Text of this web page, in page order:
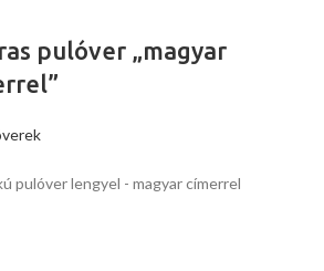
pulóver „magyar
pulóver lengyel - magyar címerrel